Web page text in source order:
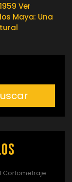
Ver
Maya: Una
Cortometraje